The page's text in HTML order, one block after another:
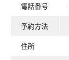
電話番号
予約方法
住所